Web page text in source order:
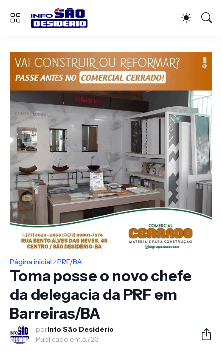
Página inicial PRF/BA
Toma posse o novo chefe
da delegacia da PRF em
Barreiras/BA
porInfo São Desidério
Publicado em:5.7.23